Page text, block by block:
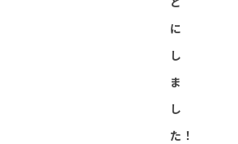
に
し
ま
し
た！